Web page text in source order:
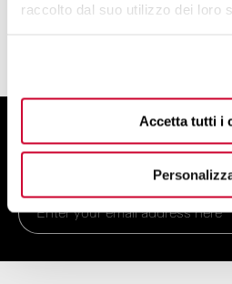
raccolto dal suo utilizzo dei loro
Accetta tutti i
FIND OUT MORE
SIGN UP FOR THE
And get 10% off your order